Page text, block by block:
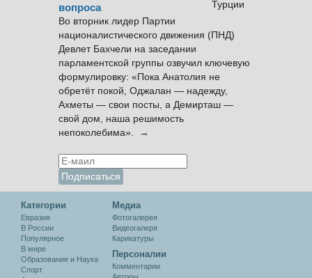
вопроса
Во вторник лидер Партии
националистического движения (ПНД)
Девлет Бахчели на заседании
парламентской группы озвучил ключевую
формулировку: «Пока Анатолия не
обретёт покой, Оджалан — надежду,
Ахметы — свои посты, а Демирташ —
свой дом, наша решимость
непоколебима». →
Категории
Евразия
В России
Популярное
В мире
Образование и Наука
Спорт
Медиа
Фотогалерея
Видеогалеря
Карикатуры
Персоналии
Комментарии